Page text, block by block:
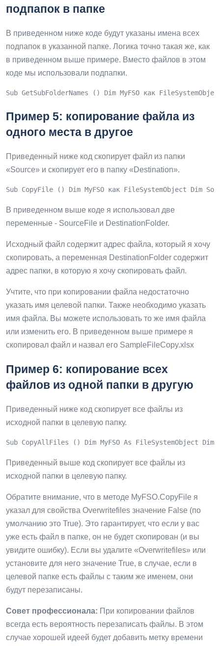
подпапок в папке
В приведенном ниже коде будут указаны имена всех
подпапок в указанной папке. Логика точно такая же, как
в приведенном выше примере. Вместо файлов в этом
коде мы использовали подпапки.
Sub GetSubFolderNames () Dim MyFSO как
Пример 5: копирование файла из
одного места в другое
Приведенный ниже код скопирует файл из папки
«Source» и скопирует его в папку «Destination».
Sub CopyFile () Dim MyFSO как FileSystemObject
В приведенном выше коде я использовал две
переменные - SourceFile и DestinationFolder.
Исходный файл содержит адрес файла, который я хочу
скопировать, а переменная DestinationFolder содержит
адрес папки, в которую я хочу скопировать файл.
Учтите, что при копировании файла недостаточно
указать имя целевой папки. Также необходимо указать
имя файла. Вы можете использовать то же имя файла
или изменить его. В приведенном выше примере я
скопировал файл и назвал его SampleFileCopy.xlsx
Пример 6: копирование всех
файлов из одной папки в другую
Приведенный ниже код скопирует все файлы из
исходной папки в целевую папку.
Sub CopyAllFiles () Dim MyFSO As FileSystemObject
Приведенный выше код скопирует все файлы из
исходной папки в целевую папку.
Обратите внимание, что в методе MyFSO.CopyFile я
указал для свойства Overwritefiles значение False (по
умолчанию это True). Это гарантирует, что если у вас
уже есть файл в папке, он не будет скопирован (и вы
увидите ошибку). Если вы удалите «Overwritefiles» или
установите для него значение True, в случае, если в
целевой папке есть файлы с таким же именем, они
будут перезаписаны.
Совет профессионала: При копировании файлов
всегда есть вероятность перезаписать файлы. В этом
случае хорошей идеей будет добавить метку времени